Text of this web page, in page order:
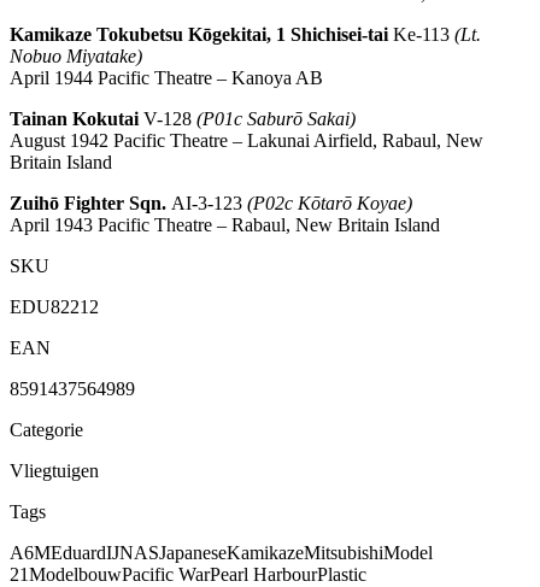
Kamikaze Tokubetsu Kōgekitai, 1 Shichisei-tai Ke-113 (Lt.
Nobuo Miyatake)
April 1944 Pacific Theatre – Kanoya AB
Tainan Kokutai V-128 (P01c Saburō Sakai)
August 1942 Pacific Theatre – Lakunai Airfield, Rabaul, New
Britain Island
Zuihō Fighter Sqn. AI-3-123 (P02c Kōtarō Koyae)
April 1943 Pacific Theatre – Rabaul, New Britain Island
SKU
EDU82212
EAN
8591437564989
Categorie
Vliegtuigen
Tags
A6MEduardIJNASJapaneseKamikazeMitsubishiModel
21ModelbouwPacific WarPearl HarbourPlastic